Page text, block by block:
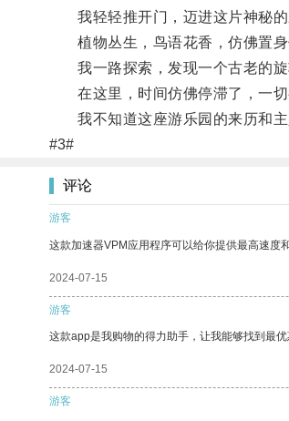
我轻轻推开门，迈进这片神秘的
植物丛生，鸟语花香，仿佛置身
我一路探索，发现一个古老的旋
在这里，时间仿佛停滞了，一切
我不知道这座游乐园的来历和主
#3#
评论
游客
这款加速器VPM应用程序可以给你提供最高速度
2024-07-15
游客
这款app是我购物的得力助手，让我能够找到最优
2024-07-15
游客